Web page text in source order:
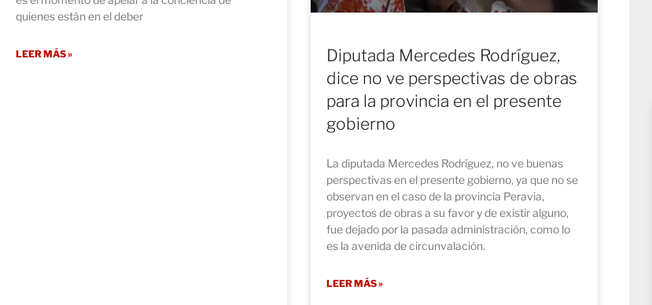
quienes están en el deber
LEER MÁS »
Diputada Mercedes Rodríguez,
dice no ve perspectivas de obras
para la provincia en el presente
gobierno
La diputada Mercedes Rodríguez, no ve buenas
perspectivas en el presente gobierno, ya que no se
observan en el caso de la provincia Peravia,
proyectos de obras a su favor y de existir alguno,
fue dejado por la pasada administración, como lo
es la avenida de circunvalación.
LEER MÁS »